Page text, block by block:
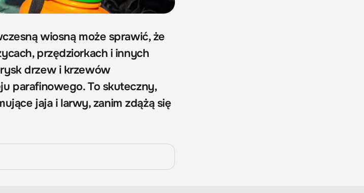
wiosną może sprawić, że
przędziorkach i innych
drzew i krzewów
parafinowego. To skuteczny,
jaja i larwy, zanim zdążą się